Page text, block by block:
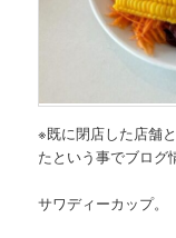
※既に閉店した店舗
たという事でブログ
サワディーカップ。